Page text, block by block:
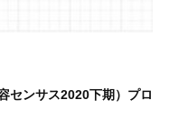
センサス2020下期）プロ